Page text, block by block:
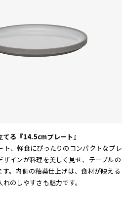
る『14.5cmプレート』
ト、軽食にぴったりのコンパクトなプレ
ザインが料理を美しく見せ、テーブルの
す。内側の釉薬仕上げは、食材が映える
のしやすさも魅力です。